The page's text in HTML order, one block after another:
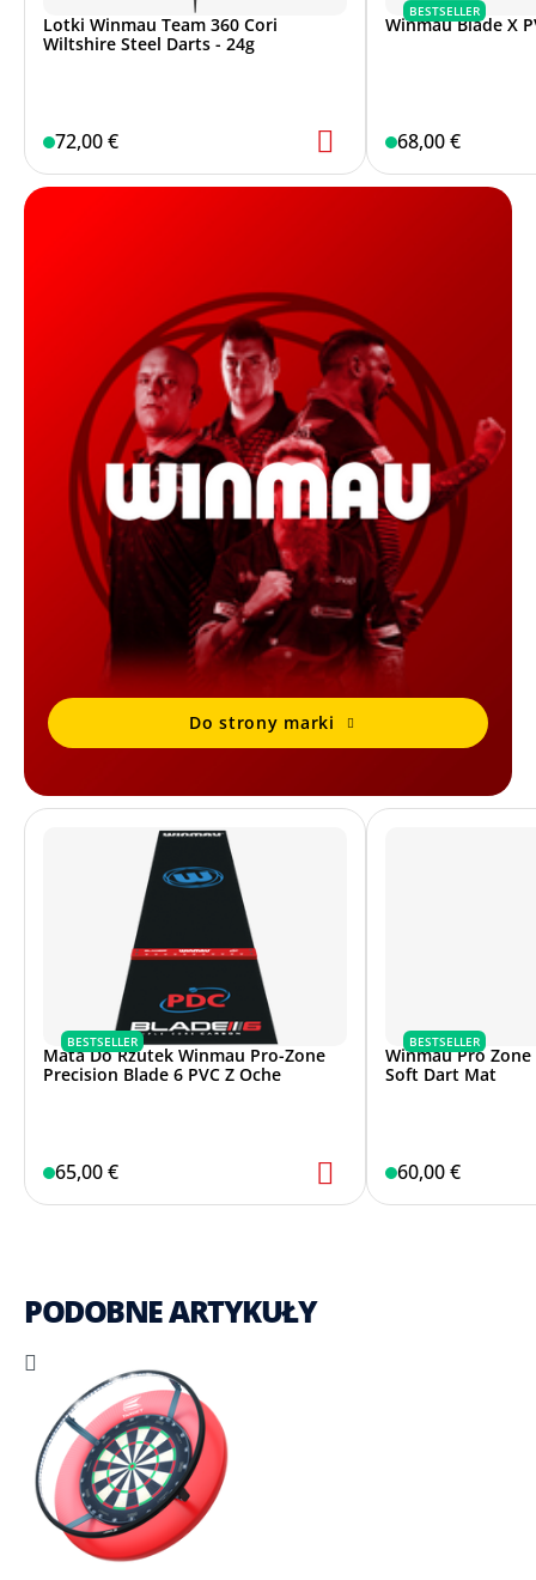
Lotki Winmau Team 360 Cori
Wiltshire Steel Darts - 24g
72,00 €
BESTSELLER
Winmau Blade X
68,00 €
Do strony marki
BESTSELLER
Mata Do Rzutek Winmau Pro-Zone
Precision Blade 6 PVC Z Oche
65,00 €
BESTSELLER
Winmau Pro
Soft Dart Mat
60,00 €
PODOBNE ARTYKUŁY